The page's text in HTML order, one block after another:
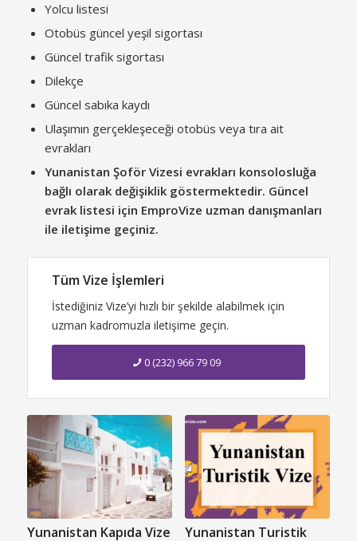
Yolcu listesi
Otobüs güncel yeşil sigortası
Güncel trafik sigortası
Dilekçe
Güncel sabıka kaydı
Ulaşımın gerçekleşeceği otobüs veya tıra ait
evrakları
Yunanistan Şoför Vizesi evrakları konsolosluğa
bağlı olarak değişiklik göstermektedir. Güncel
evrak listesi için EmproVize uzman danışmanları
ile iletişime geçiniz.
Tüm Vize İşlemleri
İstediğiniz Vize’yi hızlı bir şekilde alabilmek için
uzman kadromuzla iletişime geçin.
0 (232) 966 79 09
Yunanistan Kapıda Vize
Yunanistan Turistik